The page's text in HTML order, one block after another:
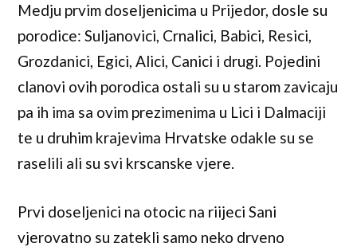
Medju prvim doseljenicima u Prijedor, dosle su
porodice: Suljanovici, Crnalici, Babici, Resici,
Grozdanici, Egici, Alici, Canici i drugi. Pojedini
clanovi ovih porodica ostali su u starom zavicaju
pa ih ima sa ovim prezimenima u Lici i Dalmaciji
te u druhim krajevima Hrvatske odakle su se
raselili ali su svi krscanske vjere.
Prvi doseljenici na otocic na riijeci Sani
vjerovatno su zatekli samo neko drveno